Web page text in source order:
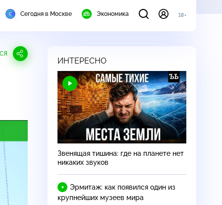
Сегодня в Москве Экономика 18+
ИНТЕРЕСНО
Звенящая тишина: где на планете нет
никаких звуков
Эрмитаж: как появился один из
крупнейших музеев мира